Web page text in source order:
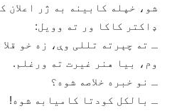
شو، خپله کابینه به ژر اعلان
ډاکتر کاکا ور ته وویل:
ـ ته چېرته تللی وې، زه خو
وم، بیا هنر غیرت ته ورغلم.
ـ نو خبره خلاصه شوه؟
ـ بالکل کودتا کامیابه شوه!